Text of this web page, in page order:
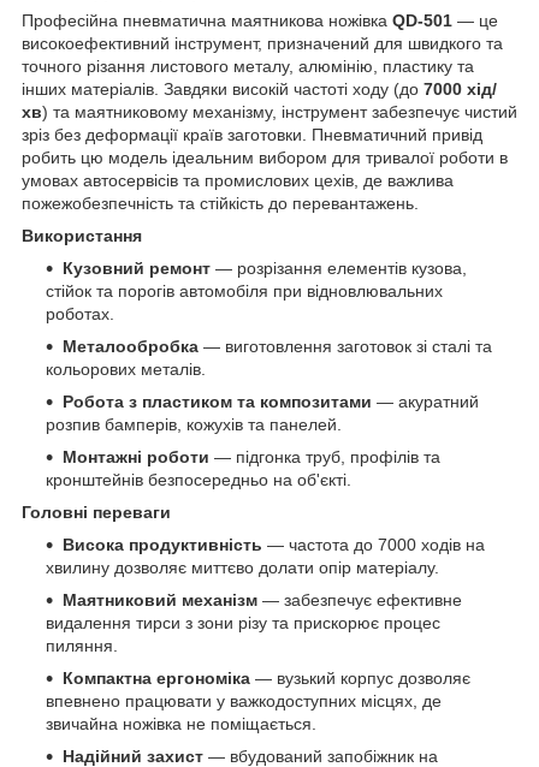
Професійна пневматична маятникова ножівка QD-501 — це
високоефективний інструмент, призначений для швидкого та
точного різання листового металу, алюмінію, пластику та
інших матеріалів. Завдяки високій частоті ходу (до 7000 хід/
хв) та маятниковому механізму, інструмент забезпечує чистий
зріз без деформації країв заготовки. Пневматичний привід
робить цю модель ідеальним вибором для тривалої роботи в
умовах автосервісів та промислових цехів, де важлива
пожежобезпечність та стійкість до перевантажень.
Використання
Кузовний ремонт — розрізання елементів кузова,
стійок та порогів автомобіля при відновлювальних
роботах.
Металообробка — виготовлення заготовок зі сталі та
кольорових металів.
Робота з пластиком та композитами — акуратний
розпив бамперів, кожухів та панелей.
Монтажні роботи — підгонка труб, профілів та
кронштейнів безпосередньо на об'єкті.
Головні переваги
Висока продуктивність — частота до 7000 ходів на
хвилину дозволяє миттєво долати опір матеріалу.
Маятниковий механізм — забезпечує ефективне
видалення тирси з зони різу та прискорює процес
пиляння.
Компактна ергономіка — вузький корпус дозволяє
впевнено працювати у важкодоступних місцях, де
звичайна ножівка не поміщається.
Надійний захист — вбудований запобіжник на